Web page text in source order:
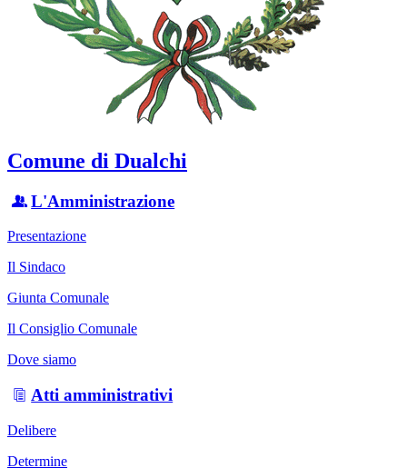
Comune di Dualchi
L'Amministrazione
Presentazione
Il Sindaco
Giunta Comunale
Il Consiglio Comunale
Dove siamo
Atti amministrativi
Delibere
Determine